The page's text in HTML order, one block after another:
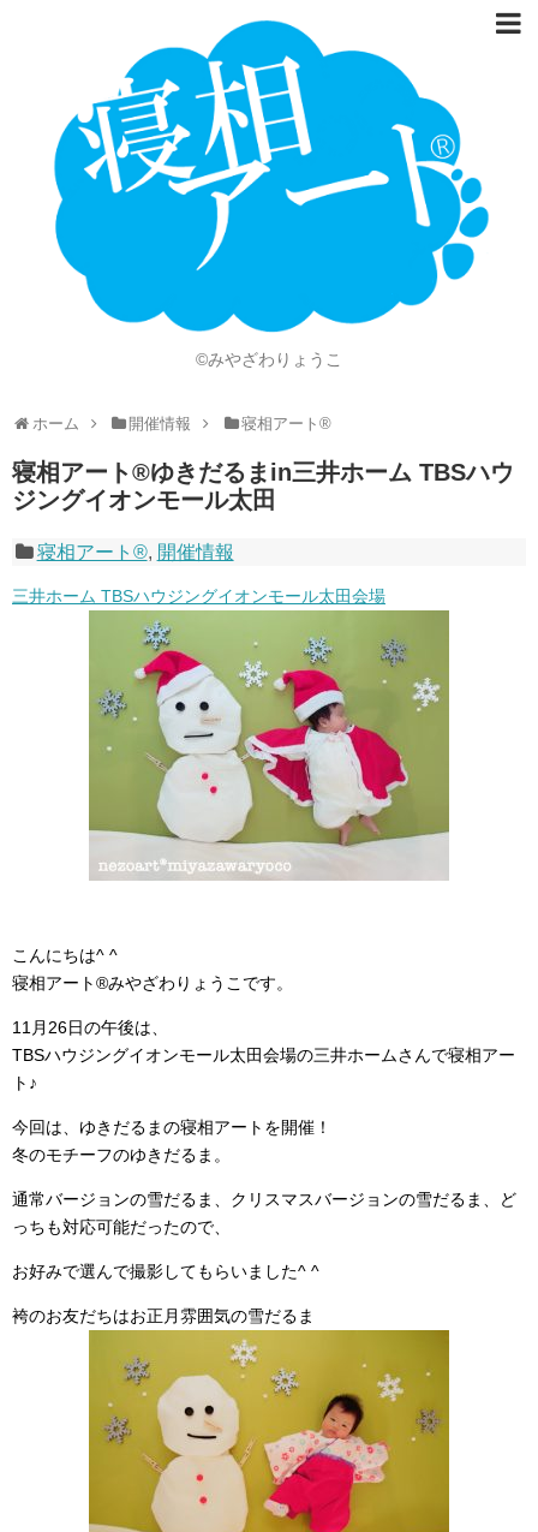
©みやざわりょうこ
ホーム 開催情報 寝相アート®
寝相アート®︎ゆきだるまin三井ホーム TBSハウ
ジングイオンモール太田
寝相アート®, 開催情報
三井ホーム TBSハウジングイオンモール太田会場
こんにちは^ ^
寝相アート®︎みやざわりょうこです。
11月26日の午後は、
TBSハウジングイオンモール太田会場の三井ホームさんで寝相アー
ト♪
今回は、ゆきだるまの寝相アートを開催！
冬のモチーフのゆきだるま。
通常バージョンの雪だるま、クリスマスバージョンの雪だるま、ど
っちも対応可能だったので、
お好みで選んで撮影してもらいました^ ^
袴のお友だちはお正月雰囲気の雪だるま
Language
開催情報
動画
ニュース
知的財産権